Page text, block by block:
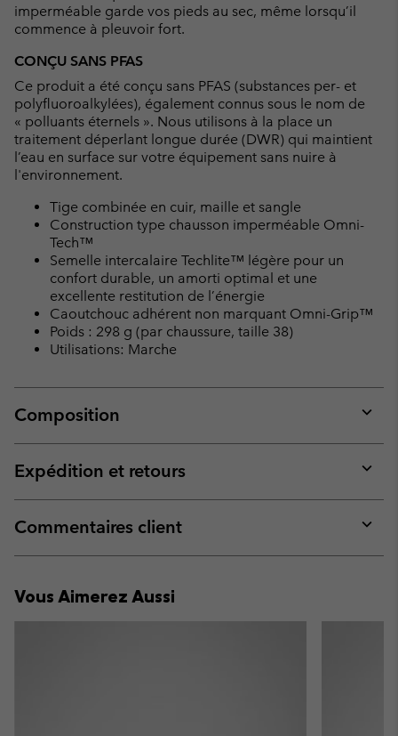
imperméable garde vos pieds au sec, même lorsqu’il
commence à pleuvoir fort.
CONÇU SANS PFAS
Ce produit a été conçu sans PFAS (substances per- et
polyfluoroalkylées), également connus sous le nom de
« polluants éternels ». Nous utilisons à la place un
traitement déperlant longue durée (DWR) qui maintient
l’eau en surface sur votre équipement sans nuire à
l'environnement.
Tige combinée en cuir, maille et sangle
Construction type chausson imperméable Omni-
Tech™
Semelle intercalaire Techlite™ légère pour un
confort durable, un amorti optimal et une
excellente restitution de l’énergie
Caoutchouc adhérent non marquant Omni-Grip™
Poids : 298 g (par chaussure, taille 38)
Utilisations: Marche
Composition
or
Expédition et retours
or
Commentaires client
or
Vous Aimerez Aussi